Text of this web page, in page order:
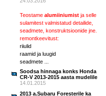
Teostame alumiiniumist ja selle
sulamitest valmistatud detailide,
seadmete, konstruktsioonide jne.
remontkeevitust:
riiulid
raamid ja luugid
seadmete ...
Soodsa hinnaga konks Honda
CR-V 2013-2015 aasta mudelile
14.01.2015
2013 a.Subaru Foresterile ka